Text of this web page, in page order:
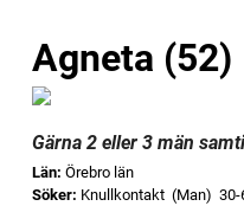
Agneta (52)
Gärna 2 eller 3 män
Län: Örebro län
Söker: Knullkontakt (Man) 30-